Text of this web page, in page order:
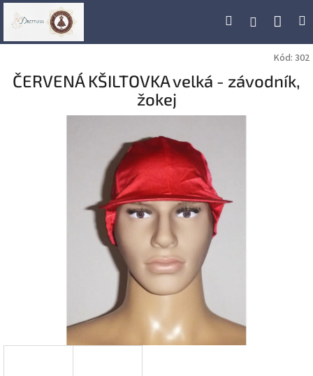
Přejít
Hledat Přihlášení
Kód: 302
ČERVENÁ KŠILTOVKA velká - závodník,
žokej